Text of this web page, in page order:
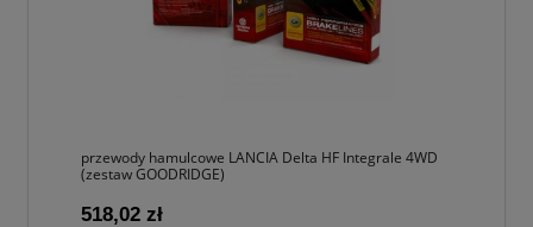
przewody hamulcowe LANCIA Delta HF Integrale 4WD
(zestaw GOODRIDGE)
518,02 zł